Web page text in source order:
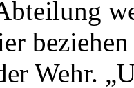
Wehr.